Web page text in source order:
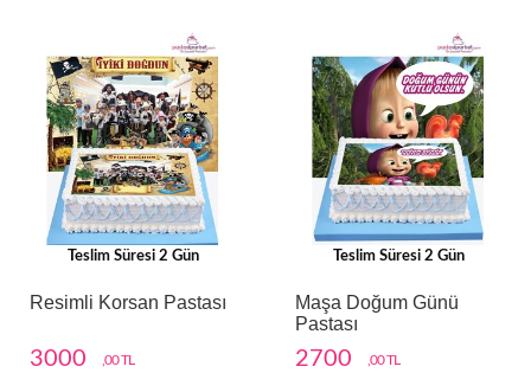
Teslim Süresi 2 Gün
Resimli Korsan Pastası
3000 ,00 TL
Teslim Süresi 2 Gün
Maşa Doğum Günü
Pastası
2700 ,00 TL